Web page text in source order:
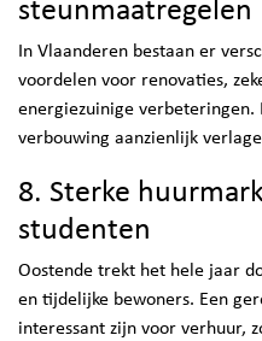
In Vlaanderen bestaan er
voordelen voor renovaties,
energiezuinige verbeteringen.
verbouwing aanzienlijk
8. Sterke
studenten
Oostende trekt het hele jaar
en tijdelijke bewoners. Een
interessant zijn voor verhuur,